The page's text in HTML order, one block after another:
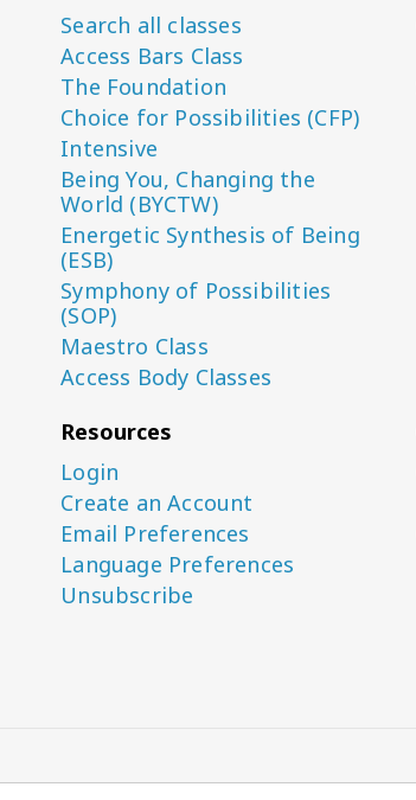
Search all classes
Access Bars Class
The Foundation
Choice for Possibilities (CFP)
Intensive
Being You, Changing the
World (BYCTW)
Energetic Synthesis of Being
(ESB)
Symphony of Possibilities
(SOP)
Maestro Class
Access Body Classes
Resources
Login
Create an Account
Email Preferences
Language Preferences
Unsubscribe